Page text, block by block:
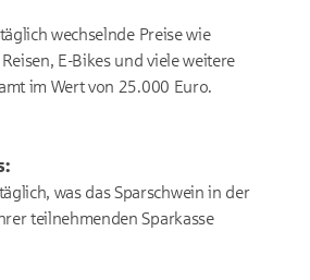
wechselnde Preise wie
E-Bikes und viele weitere
im Wert von 25.000 Euro.
was das Sparschwein in der
teilnehmenden Sparkasse